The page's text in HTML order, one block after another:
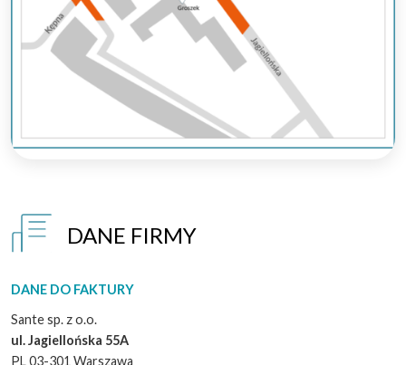
DANE FIRMY
DANE DO FAKTURY
Sante sp. z o.o.
ul. Jagiellońska 55A
PL 03-301 Warszawa